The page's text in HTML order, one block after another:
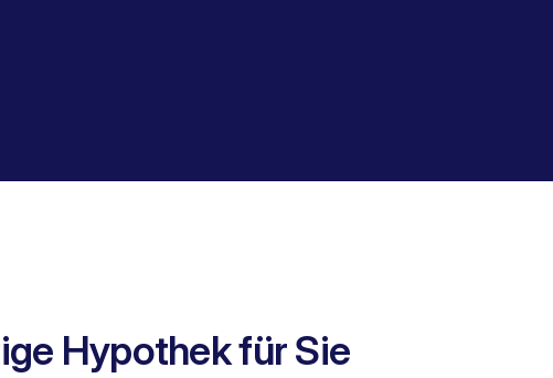
Hypothek für Sie